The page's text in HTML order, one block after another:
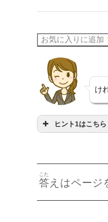
お気に入りに追加
け
ヒント1はこちら
にがあるものです
答
こた
えはページ